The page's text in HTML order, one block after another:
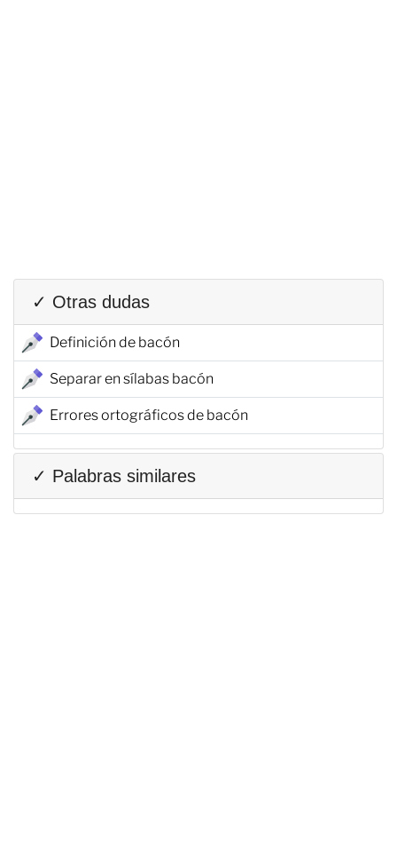
✓ Otras dudas
Definición de bacón
Separar en sílabas bacón
Errores ortográficos de bacón
✓ Palabras similares